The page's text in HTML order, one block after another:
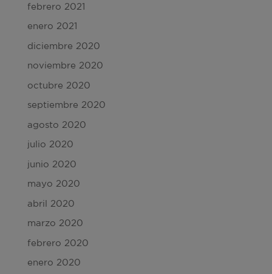
febrero 2021
enero 2021
diciembre 2020
noviembre 2020
octubre 2020
septiembre 2020
agosto 2020
julio 2020
junio 2020
mayo 2020
abril 2020
marzo 2020
febrero 2020
enero 2020